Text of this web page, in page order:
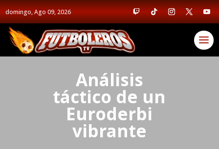
domingo, Ago 09, 2026
Análisis
táctico de un
Euroderbi
vibrante